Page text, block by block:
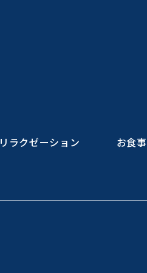
リラクゼーション お食事